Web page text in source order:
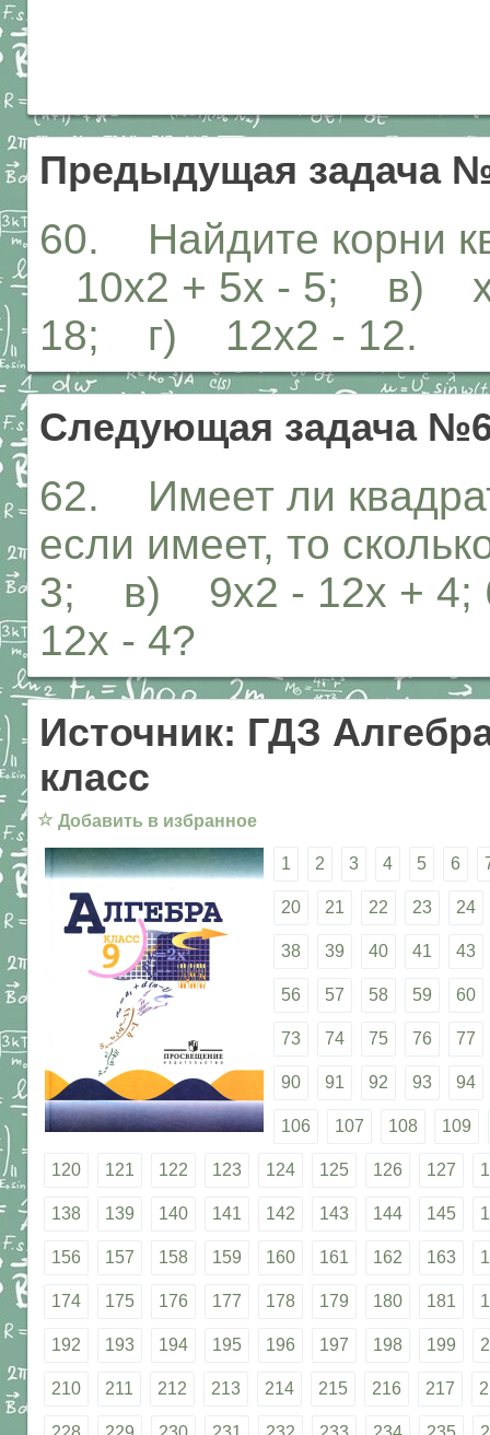
Предыдущая задача
60. Найдите корни
10х2 + 5х - 5; в)
18; г) 12х2 - 12.
Следующая задача
62. Имеет ли
если имеет, то
3; в) 9х2 - 12х +
12х - 4?
Источник: ГДЗ
класс
☆ Добавить в избранное
1 2 3 4 5 6
20 21 22 23 24
38 39 40 41 43
56 57 58 59 60
73 74 75 76 77
90 91 92 93 94
106 107 108 109
120 121 122 123 124 125 126 127
138 139 140 141 142 143 144 145
156 157 158 159 160 161 162 163
174 175 176 177 178 179 180 181
192 193 194 195 196 197 198 199
210 211 212 213 214 215 216 217